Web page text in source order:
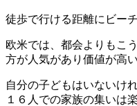
徒歩で行ける距離にビー
欧米では、都会よりもこ
方が人気があり価値が高い
自分の子どもはいないけ
１６人での家族の集いは